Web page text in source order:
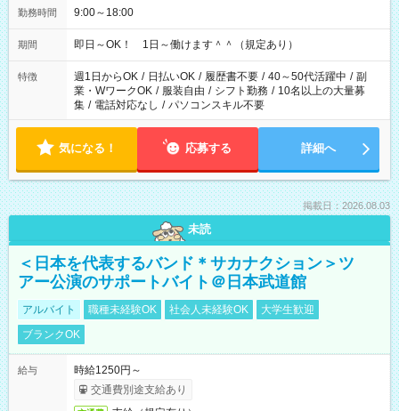
勤務時間 9:00～18:00
期間 即日～OK！ 1日～働けます＾＾（規定あり）
特徴 週1日からOK / 日払いOK / 履歴書不要 / 40～50代活躍中 / 副
業・WワークOK / 服装自由 / シフト勤務 / 10名以上の大量募
集 / 電話対応なし / パソコンスキル不要
気になる！ 応募する 詳細へ
掲載日：2026.08.03
未読
＜日本を代表するバンド＊サカナクション＞ツ
アー公演のサポートバイト＠日本武道館
アルバイト 職種未経験OK 社会人未経験OK
大学生歓迎
ブランクOK
給与
時給1250円～
交通費別途支給あり